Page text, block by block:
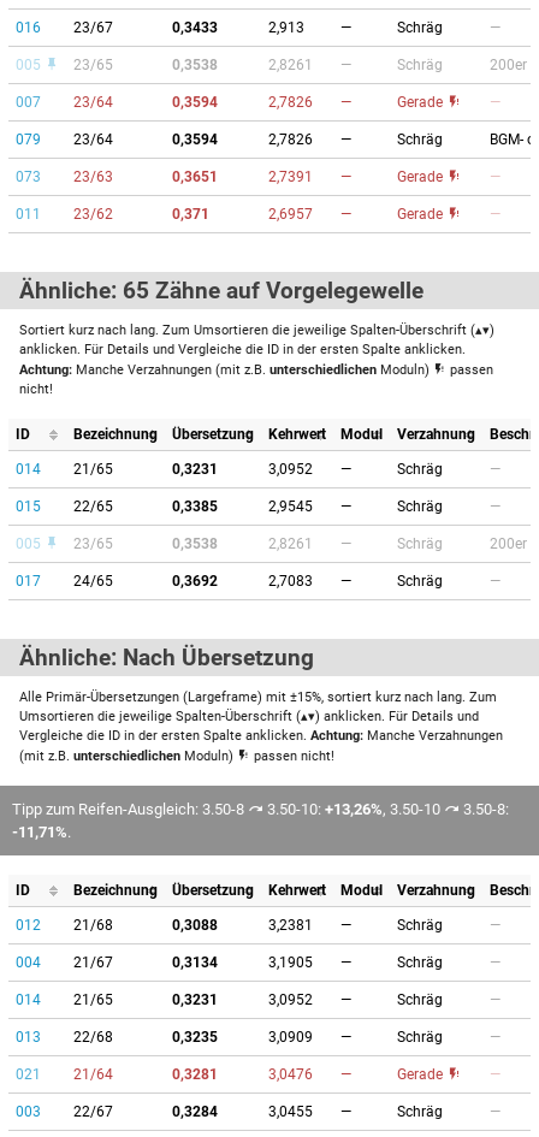
016 23/67 0,3433 2,913 — Schräg —
005 23/65 0,3538 2,8261 — Schräg 200er
007 23/64 0,3594 2,7826 — Gerade —
079 23/64 0,3594 2,7826 — Schräg BGM-
073 23/63 0,3651 2,7391 — Gerade —
011 23/62 0,371 2,6957 — Gerade —
Ähnliche: 65 Zähne auf Vorgelegewelle
Sortiert kurz nach lang. Zum Umsortieren die jeweilige Spalten-Überschrift (▴▾)
anklicken. Für Details und Vergleiche die ID in der ersten Spalte anklicken.
Achtung: Manche Verzahnungen (mit z.B. unterschiedlichen Moduln)
passen
nicht!
ID Bezeichnung Übersetzung Kehrwert Modul Verzahnung
014 21/65 0,3231 3,0952 — Schräg —
015 22/65 0,3385 2,9545 — Schräg —
005 23/65 0,3538 2,8261 — Schräg 200er
017 24/65 0,3692 2,7083 — Schräg —
Ähnliche: Nach Übersetzung
Alle Primär-Übersetzungen (Largeframe) mit ±15%, sortiert kurz nach lang. Zum
Umsortieren die jeweilige Spalten-Überschrift (▴▾) anklicken. Für Details und
Vergleiche die ID in der ersten Spalte anklicken. Achtung: Manche Verzahnungen
(mit z.B. unterschiedlichen Moduln) passen nicht!
Tipp zum Reifen-Ausgleich: 3.50-8 3.50-10: +13,26%, 3.50-10
3.50-8:
-11,71%.
ID Bezeichnung Übersetzung Kehrwert Modul Verzahnung
012 21/68 0,3088 3,2381 — Schräg —
004 21/67 0,3134 3,1905 — Schräg —
014 21/65 0,3231 3,0952 — Schräg —
013 22/68 0,3235 3,0909 — Schräg —
021 21/64 0,3281 3,0476 — Gerade —
003 22/67 0,3284 3,0455 — Schräg —